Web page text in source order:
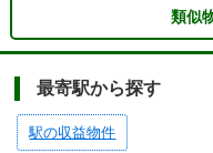
類似
最寄駅から探す
駅の収益物件